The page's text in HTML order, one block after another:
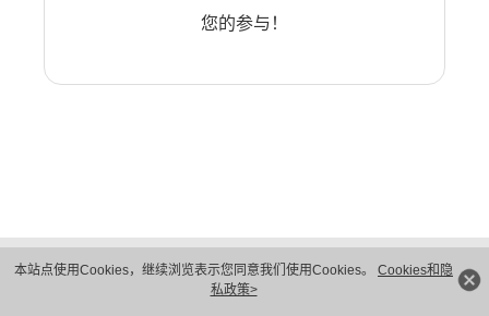
本站点使用Cookies，继续浏览表示您同意我们使用Cookies。 Cookies和隐
私政策>
您的参与！
隐私保护
法律声明